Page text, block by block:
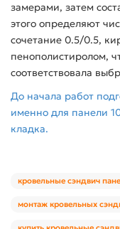
замерами, затем
этого определяют
сочетание 0.5/0.5,
пенополистиролом,
соответствовала
До начала работ
именно для панели
кладка.
кровельные сэндвич
монтаж кровельных